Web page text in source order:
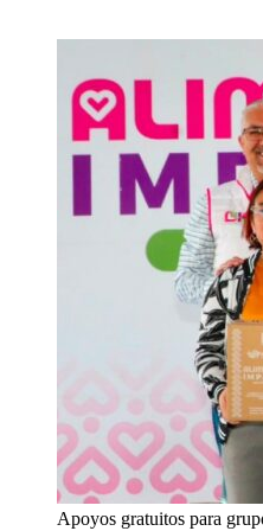
Apoyos gratuitos para